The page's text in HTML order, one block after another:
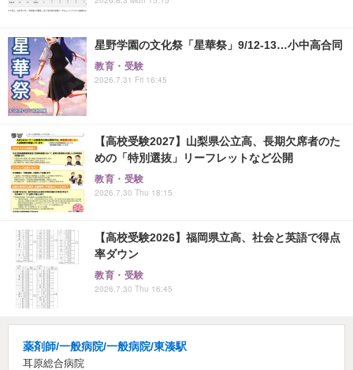
星野学園の文化祭「星華祭」9/12-13…小中高合同
教育・受験
2026.7.31 Fri 16:45
【高校受験2027】山梨県公立高、長期欠席者のた
めの「特別選抜」リーフレットなど公開
教育・受験
2026.7.30 Thu 18:15
【高校受験2026】福岡県立高、社会と英語で得点
率ダウン
教育・受験
2026.7.30 Thu 16:45
薬剤師/一般病院/一般病院/東湊駅
耳原総合病院